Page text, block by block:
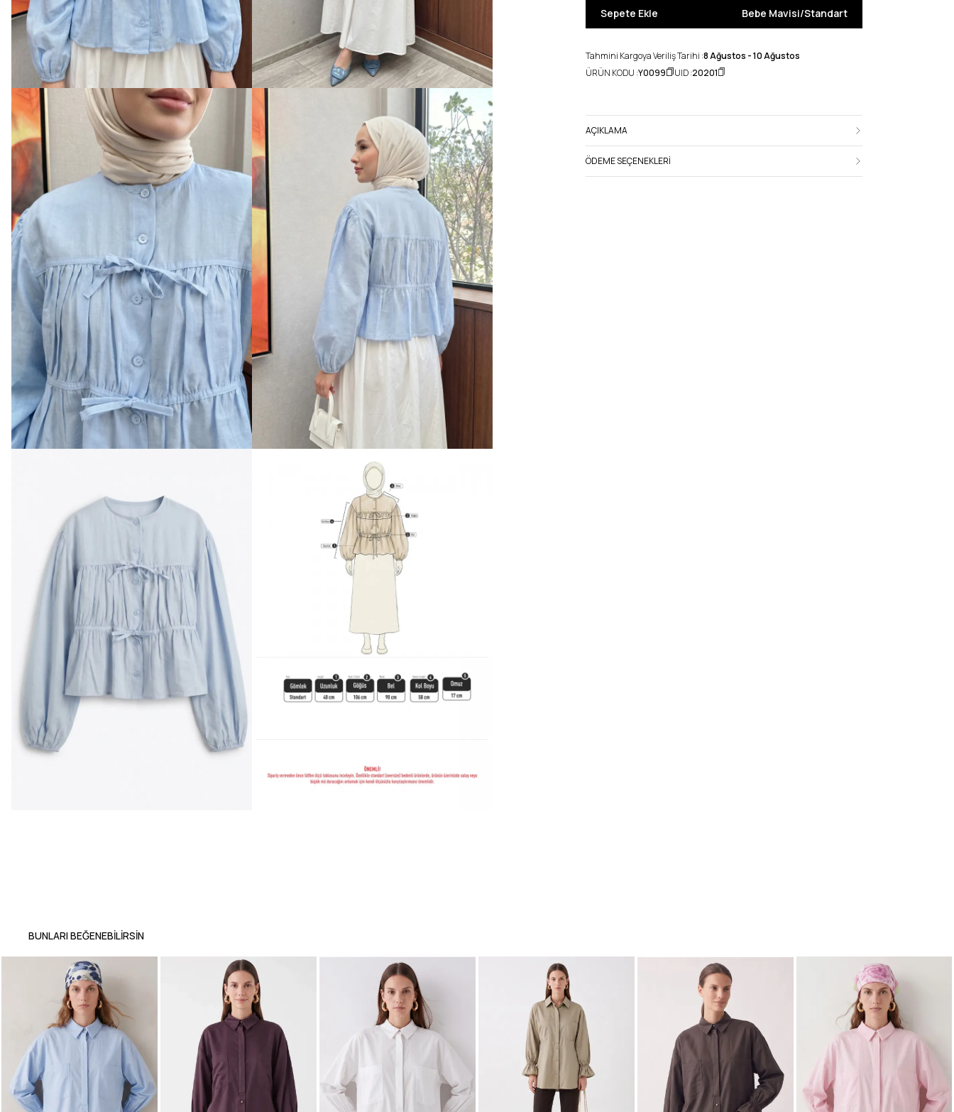
Sepete Ekle Bebe Mavisi/Standart
Tahmini Kargoya Veriliş Tarihi :8 Ağustos - 10 Ağustos
ÜRÜN KODU :Y0099 UID :20201
AÇIKLAMA
ÖDEME SEÇENEKLERI
BUNLARI BEĞENEBILIRSIN